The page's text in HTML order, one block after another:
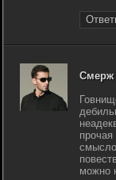
Смерж
можно